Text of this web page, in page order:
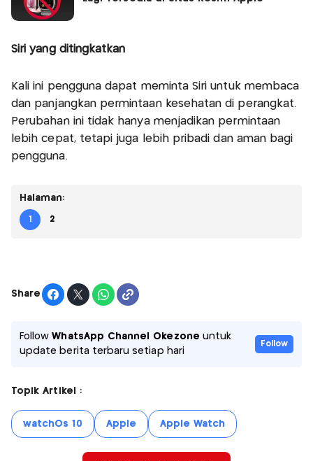
Siri yang ditingkatkan
Kali ini pengguna dapat meminta Siri untuk membaca
dan panjangkan permintaan kesehatan di perangkat.
Perubahan ini tidak hanya menjadikan permintaan
lebih cepat, tetapi juga lebih pribadi dan aman bagi
pengguna.
Halaman:
1 2
Share
FollowWhatsApp Channel Okezone untuk
update berita terbaru setiap hari
Follow
Topik Artikel :
watchOs 10 Apple Apple Watch